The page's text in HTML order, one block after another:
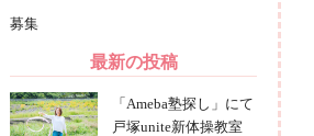
募集
最新の投稿
「Ameba塾探し」にて
戸塚unite新体操教室